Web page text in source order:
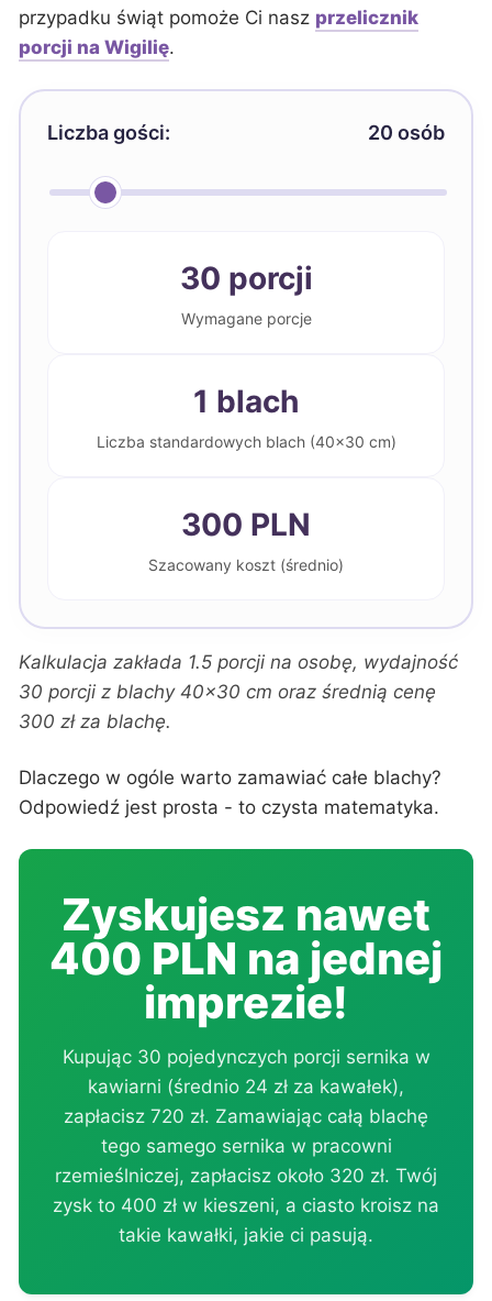
przypadku świąt pomoże Ci nasz przelicznik
porcji na Wigilię.
Liczba gości: 20 osób
30 porcji
Wymagane porcje
1 blach
Liczba standardowych blach (40x30 cm)
300 PLN
Szacowany koszt (średnio)
Kalkulacja zakłada 1.5 porcji na osobę, wydajność
30 porcji z blachy 40x30 cm oraz średnią cenę
300 zł za blachę.
Dlaczego w ogóle warto zamawiać całe blachy?
Odpowiedź jest prosta - to czysta matematyka.
Zyskujesz nawet
400 PLN na jednej
imprezie!
Kupując 30 pojedynczych porcji sernika w
kawiarni (średnio 24 zł za kawałek),
zapłacisz 720 zł. Zamawiając całą blachę
tego samego sernika w pracowni
rzemieślniczej, zapłacisz około 320 zł. Twój
zysk to 400 zł w kieszeni, a ciasto kroisz na
takie kawałki, jakie ci pasują.